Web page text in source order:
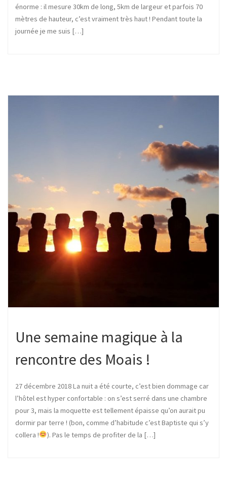
énorme : il mesure 30km de long, 5km de largeur et parfois 70
mètres de hauteur, c’est vraiment très haut ! Pendant toute la
journée je me suis […]
Une semaine magique à la
rencontre des Moais !
27 décembre 2018 La nuit a été courte, c’est bien dommage car
l’hôtel est hyper confortable : on s’est serré dans une chambre
pour 3, mais la moquette est tellement épaisse qu’on aurait pu
dormir par terre ! (bon, comme d’habitude c’est Baptiste qui s’y
collera !
). Pas le temps de profiter de la […]